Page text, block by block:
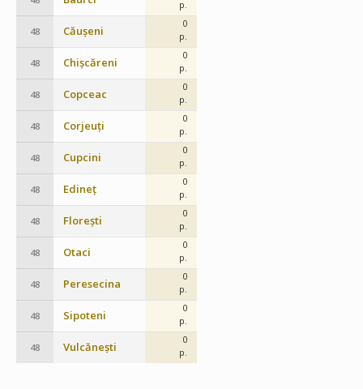
p.
48 Căușeni
0
p.
48 Chișcăreni
0
p.
48 Copceac
0
p.
48 Corjeuți
0
p.
48 Cupcini
0
p.
48 Edineț
0
p.
48 Florești
0
p.
48 Otaci
0
p.
48 Peresecina
0
p.
48 Sipoteni
0
p.
48 Vulcănești
0
p.